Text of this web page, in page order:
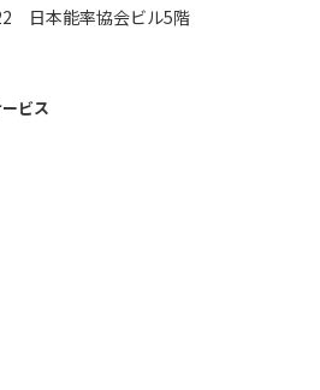
日本能率協会ビル5階
ビス